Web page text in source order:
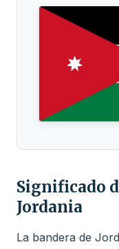
Significado
Jordania
La bandera de